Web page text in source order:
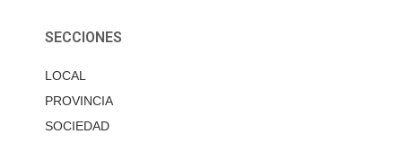
SECCIONES
LOCAL
PROVINCIA
SOCIEDAD